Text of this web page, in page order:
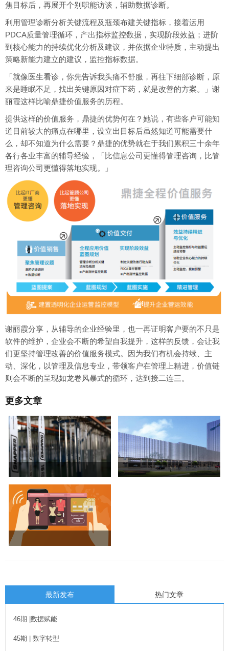
焦目标后，再展开个别职能访谈，辅助数据诊断。
利用管理诊断分析关键流程及瓶颈布建关键指标，接着运用
PDCA质量管理循环，产出指标监控数据，实现阶段效益；进阶
到核心能力的持续优化分析及建议，并依据企业特质，主动提出
策略新能力建立的建议，监控指标数据。
「就像医生看诊，你先告诉我头痛不舒服，再往下细部诊断，原
来是睡眠不足，找出关键原因对症下药，就是改善的方案。」谢
丽霞这样比喻鼎捷价值服务的历程。
提供这样的价值服务，鼎捷的优势何在？她说，有些客户可能知
道目前较大的痛点在哪里，设立出目标后虽然知道可能需要什
么，却不知道为什么需要？鼎捷的优势就在于我们累积三十余年
各行各业丰富的辅导经验，「比信息公司更懂得管理咨询，比管
理咨询公司更懂得落地实现。」
谢丽霞分享，从辅导的企业经验里，也一再证明客户要的不只是
软件的维护，企业会不断的希望自我提升，这样的反馈，会让我
们更坚持管理改善的价值服务模式。因为我们有机会持续、主
动、深化，以管理及信息专业，带领客户在管理上精进，价值链
则会不断的呈现如龙卷风暴式的循环，达到接二连三。
更多文章
最新发布 热门文章
46期 |数据赋能
45期 | 数字转型